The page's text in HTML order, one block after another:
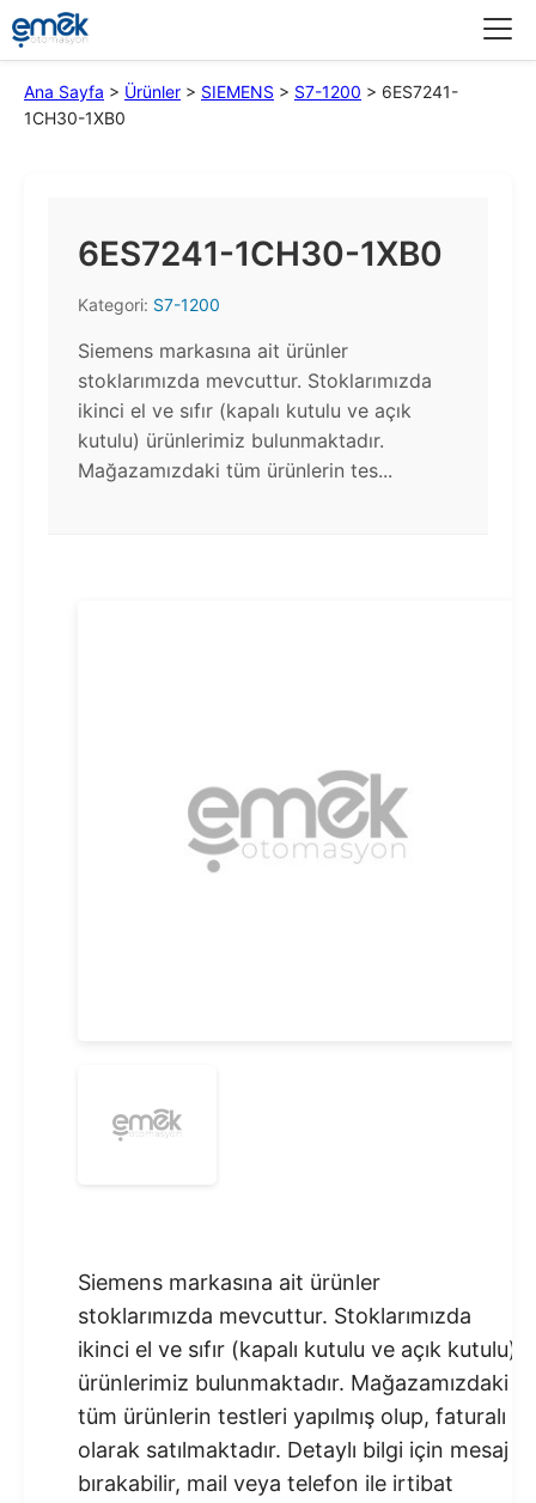
Ana Sayfa > Ürünler > SIEMENS > S7-1200 > 6ES7241-
1CH30-1XB0
6ES7241-1CH30-1XB0
Kategori: S7-1200
Siemens markasına ait ürünler
stoklarımızda mevcuttur. Stoklarımızda
ikinci el ve sıfır (kapalı kutulu ve açık
kutulu) ürünlerimiz bulunmaktadır.​
Mağazamızdaki tüm ürünlerin tes...
Siemens markasına ait ürünler
stoklarımızda mevcuttur. Stoklarımızda
ikinci el ve sıfır (kapalı kutulu ve açık kutulu)
ürünlerimiz bulunmaktadır.​ Mağazamızdaki
tüm ürünlerin testleri yapılmış olup, faturalı
olarak satılmaktadır. Detaylı bilgi için mesaj
bırakabilir, mail veya telefon ile irtibat